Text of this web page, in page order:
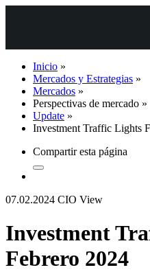
Inicio »
Mercados y Estrategias »
Mercados »
Perspectivas de mercado »
Update »
Investment Traffic Lights
Compartir esta página
07.02.2024 CIO View
Investment
Febrero 2024